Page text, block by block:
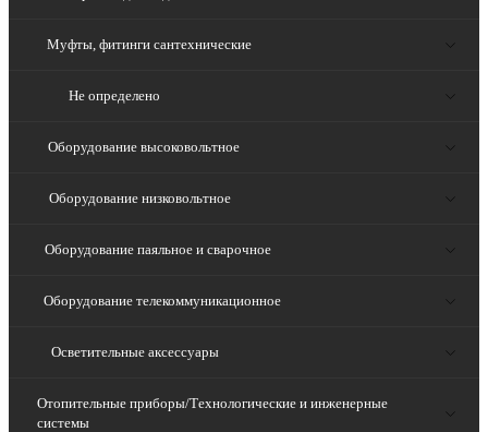
Муфты, фитинги сантехнические
Не определено
Оборудование высоковольтное
Оборудование низковольтное
Оборудование паяльное и сварочное
Оборудование телекоммуникационное
Осветительные аксессуары
Отопительные приборы/Технологические и инженерные
системы